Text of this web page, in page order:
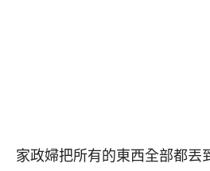
家政婦把所有的東西全部都丟